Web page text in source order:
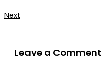
Next
Leave a Comment